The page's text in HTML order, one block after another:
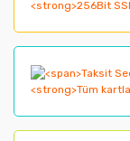
Bu ürüne